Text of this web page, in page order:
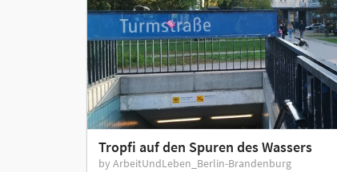
Tropfi auf den Spuren des Wassers
by ArbeitUndLeben_Berlin-Brandenburg